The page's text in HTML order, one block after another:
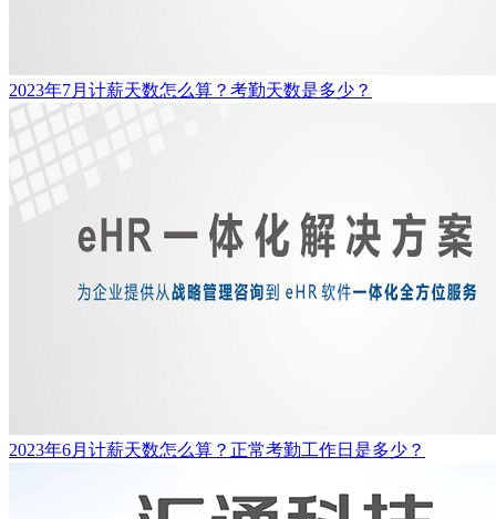
2023年7月计薪天数怎么算？考勤天数是多少？
2023年6月计薪天数怎么算？正常考勤工作日是多少？